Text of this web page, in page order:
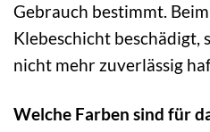
Gebrauch bestimmt.
Klebeschicht beschädigt,
nicht mehr zuverlässig
Welche Farben sind für